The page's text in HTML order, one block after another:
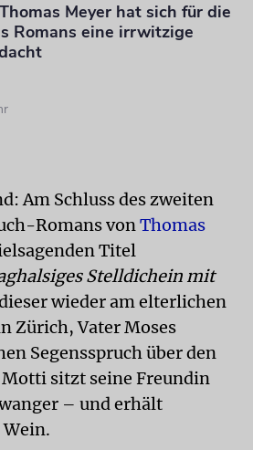
Meyer hat sich für die
Romans eine irrwitzige
Am Schluss des zweiten
Romans vonThomas
Titel
Stelldichein mit
wieder am elterlichen
Zürich, Vater Moses
Segensspruch über den
sitzt seine Freundin
– und erhält